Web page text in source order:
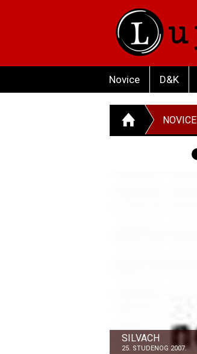
Novice D&K
NOVICE
SILVACH
25. STUDENOG 2007.